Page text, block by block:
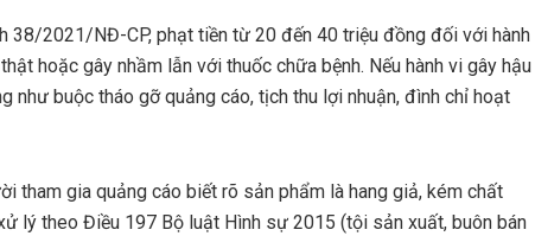
38/2021/NĐ-CP, phạt tiền từ 20 đến 40 triệu đồng đối với hành
hoặc gây nhầm lẫn với thuốc chữa bệnh. Nếu hành vi gây hậu
như buộc tháo gỡ quảng cáo, tịch thu lợi nhuận, đình chỉ hoạt
tham gia quảng cáo biết rõ sản phẩm là hang giả, kém chất
lý theo Điều 197 Bộ luật Hình sự 2015 (tội sản xuất, buôn bán